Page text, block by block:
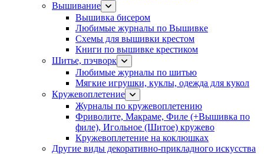
Вышивание
Вышивка бисером
Любимые журналы по Вышивке
Схемы для вышивки крестом
Книги по вышивке крестиком
Шитье, пэчворк
Любимые журналы по шитью
Мягкие игрушки, куклы, одежда для кукол
Кружевоплетение
Журналы по кружевоплетению
Фриволите, Макраме, Филе (+Вышивка по
филе), Игольное (Шитое) кружево
Кружевоплетение на коклюшках
Другие виды декоративно-прикладного искусства